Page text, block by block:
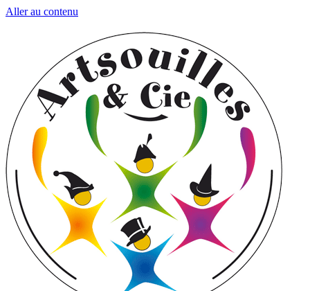
Aller au contenu